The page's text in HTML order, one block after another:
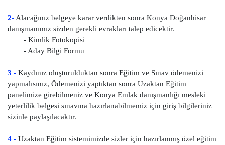
2- Alacağınız belgeye karar verdikten sonra Konya Doğanhisar
danışmanımız sizden gerekli evrakları talep edicektir.
- Kimlik Fotokopisi
- Aday Bilgi Formu
3 - Kaydınız oluşturulduktan sonra Eğitim ve Sınav ödemenizi
yapmalısınız, Ödemenizi yaptıktan sonra Uzaktan Eğitim
panelimize girebilmeniz ve Konya Emlak danışmanlığı mesleki
yeterlilik belgesi sınavına hazırlanabilmemiz için giriş bilgileriniz
sizinle paylaşılacaktır.
4 - Uzaktan Eğitim sistemimizde sizler için hazırlanmış özel eğitim